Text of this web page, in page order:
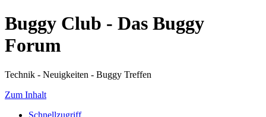
Buggy Club - Das Buggy
Forum
Technik - Neuigkeiten - Buggy Treffen
Zum Inhalt
Schnellzugriff